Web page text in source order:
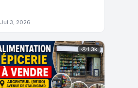
Jul 3, 2026
1.3k